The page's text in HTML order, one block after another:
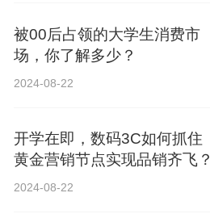
被00后占领的大学生消费市
场，你了解多少？
2024-08-22
开学在即，数码3C如何抓住
黄金营销节点实现品销齐飞？
2024-08-22